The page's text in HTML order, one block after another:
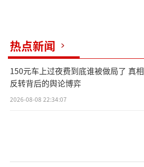
热点新闻
150元车上过夜费到底谁被做局了 真相
反转背后的舆论博弈
2026-08-08 22:34:07